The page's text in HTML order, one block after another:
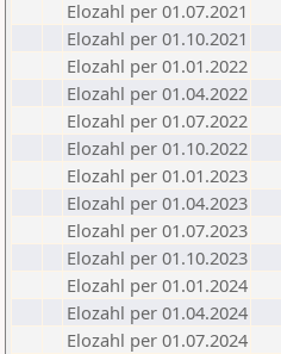
Elozahl per 01.07.2021
Elozahl per 01.10.2021
Elozahl per 01.01.2022
Elozahl per 01.04.2022
Elozahl per 01.07.2022
Elozahl per 01.10.2022
Elozahl per 01.01.2023
Elozahl per 01.04.2023
Elozahl per 01.07.2023
Elozahl per 01.10.2023
Elozahl per 01.01.2024
Elozahl per 01.04.2024
Elozahl per 01.07.2024